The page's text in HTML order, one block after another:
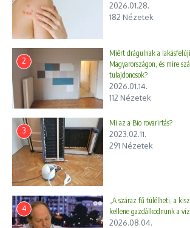
2026.01.28.
182 Nézetek
2
Miért drágulnak a
Magyarországon, és mire
tulajdonosok?
2026.01.14.
112 Nézetek
3
Mi az a Bio rovarirtás?
2023.02.11.
291 Nézetek
4
„A száraz fű túlélheti, a
kellene gazdálkodnunk a
2026.08.04.